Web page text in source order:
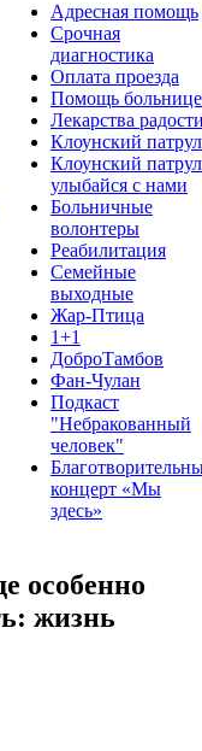
Адресная помощь
Срочная
диагностика
Оплата проезда
Помощь больнице
Лекарства
Клоунский
Клоунский
улыбайся с нами
Больничные
волонтеры
Реабилитация
Семейные
выходные
Жар-Птица
1+1
ДоброТамбов
Фан-Чулан
Подкаст
"Небракованный
человек"
концерт «Мы
здесь»
особенно
жизнь